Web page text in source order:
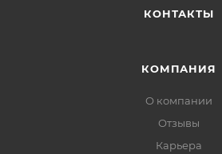
КОНТАКТЫ
КОМПАНИЯ
О компании
Отзывы
Карьера